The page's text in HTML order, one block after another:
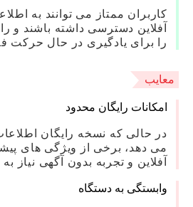
کاربران ممتاز می توانند به
آفلاین دسترسی داشته باشند و
را برای یادگیری در حال حرکت
معایب
امکانات رایگان محدود
در حالی که نسخه رایگان
می دهد، برخی از ویژگی های
آفلاین و تجربه بدون آگهی نیاز
وابستگی به دستگاه